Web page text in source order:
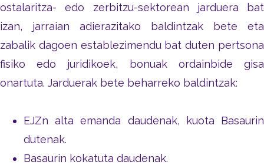
ostalaritza- edo zerbitzu-sektorean jarduera bat
izan, jarraian adierazitako baldintzak bete eta
zabalik dagoen establezimendu bat duten pertsona
fisiko edo juridikoek, bonuak ordainbide gisa
onartuta. Jarduerak bete beharreko baldintzak:
EJZn alta emanda daudenak, kuota Basaurin
dutenak.
Basaurin kokatuta daudenak.